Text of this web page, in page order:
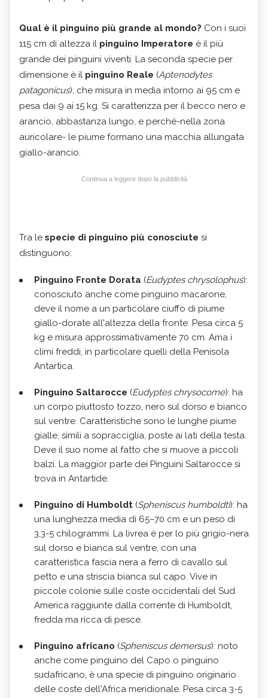
Qual è il pinguino più grande al mondo? Con i suoi
115 cm di altezza il pinguino Imperatore è il più
grande dei pinguini viventi. La seconda specie per
dimensione è il pinguino Reale (Aptenodytes
patagonicus), che misura in media intorno ai 95 cm e
pesa dai 9 ai 15 kg. Si caratterizza per il becco nero e
arancio, abbastanza lungo, e perché-nella zona
auricolare- le piume formano una macchia allungata
giallo-arancio.
Continua a leggere dopo la pubblicità
Tra le specie di pinguino più conosciute si
distinguono:
Pinguino Fronte Dorata (Eudyptes chrysolophus):
conosciuto anche come pinguino macarone,
deve il nome a un particolare ciuffo di piume
giallo-dorate all'altezza della fronte. Pesa circa 5
kg e misura approssimativamente 70 cm. Ama i
climi freddi, in particolare quelli della Penisola
Antartica.
Pinguino Saltarocce (Eudyptes chrysocome): ha
un corpo piuttosto tozzo, nero sul dorso e bianco
sul ventre. Caratteristiche sono le lunghe piume
gialle, simili a sopracciglia, poste ai lati della testa.
Deve il suo nome al fatto che si muove a piccoli
balzi. La maggior parte dei Pinguini Saltarocce si
trova in Antartide.
Pinguino di Humboldt (Spheniscus humboldti): ha
una lunghezza media di 65–70 cm e un peso di
3,3-5 chilogrammi. La livrea è per lo più grigio-nera
sul dorso e bianca sul ventre, con una
caratteristica fascia nera a ferro di cavallo sul
petto e una striscia bianca sul capo. Vive in
piccole colonie sulle coste occidentali del Sud
America raggiunte dalla corrente di Humboldt,
fredda ma ricca di pesce.
Pinguino africano (Spheniscus demersus): noto
anche come pinguino del Capo o pinguino
sudafricano, è una specie di pinguino originario
delle coste dell'Africa meridionale. Pesa circa 3-5